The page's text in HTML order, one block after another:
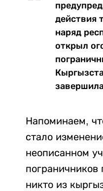
действия
наряд
открыл
Напоминаем,
стало
неописанном
пограничников
никто из